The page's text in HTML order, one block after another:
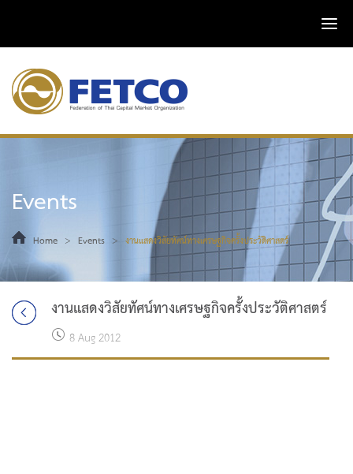
Events
Home > Events > งานแสดงวิสัยทัศน์ทางเศรษฐกิจครั้งประวัติศาสตร์
งานแสดงวิสัยทัศน์ทางเศรษฐกิจครั้งประวัติศาสตร์
8 Aug 2012